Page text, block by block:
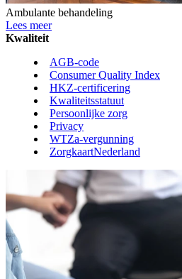
Ambulante behandeling
Lees meer
Kwaliteit
AGB-code
Consumer Quality Index
HKZ-certificering
Kwaliteitsstatuut
Persoonlijke zorg
Privacy
WTZa-vergunning
ZorgkaartNederland